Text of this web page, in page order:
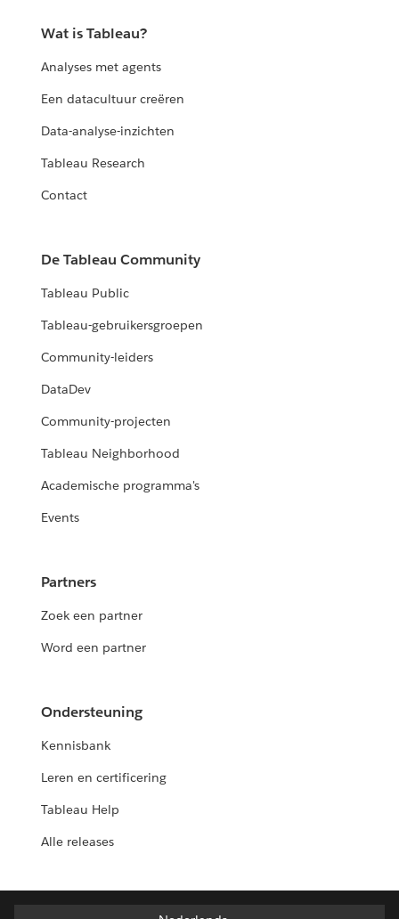
Wat is Tableau?
Analyses met agents
Een datacultuur creëren
Data-analyse-inzichten
Tableau Research
Contact
De Tableau Community
Tableau Public
Tableau-gebruikersgroepen
Community-leiders
DataDev
Community-projecten
Tableau Neighborhood
Academische programma's
Events
Partners
Zoek een partner
Word een partner
Ondersteuning
Kennisbank
Leren en certificering
Tableau Help
Alle releases